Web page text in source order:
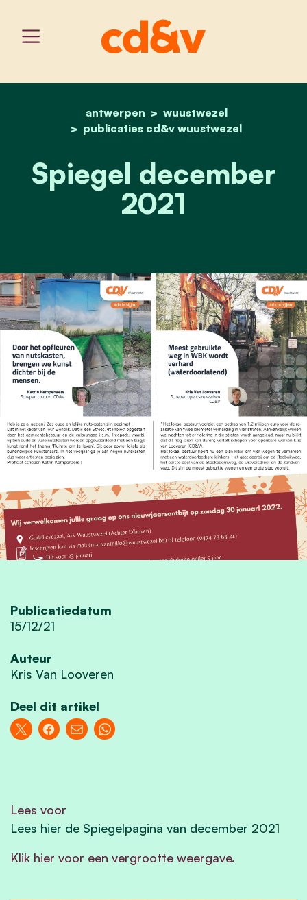
home
antwerpen
wuustwezel
publicaties cd&v wuustwezel
spiegel december 2021
Spiegel december
2021
Publicatiedatum
15/12/21
Auteur
Kris Van Looveren
Deel dit artikel
Lees voor
Lees hier de Spiegelpagina van december 2021
Klik hier voor een vergrootte weergave.